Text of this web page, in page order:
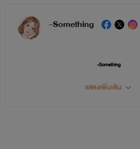
-Something
-Something
แสดงเพิ่มเติม